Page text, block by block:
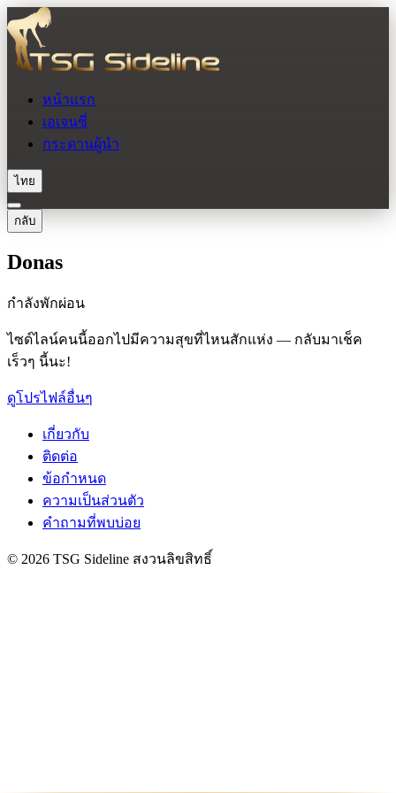
หน้าแรก
เอเจนซี่
กระดานผู้นำ
ไทย
กลับ
Donas
กำลังพักผ่อน
ไซด์ไลน์คนนี้ออกไปมีความสุขที่ไหนสักแห่ง — กลับมาเช็ค
เร็วๆ นี้นะ!
ดูโปรไฟล์อื่นๆ
เกี่ยวกับ
ติดต่อ
ข้อกำหนด
ความเป็นส่วนตัว
คำถามที่พบบ่อย
© 2026 TSG Sideline สงวนลิขสิทธิ์